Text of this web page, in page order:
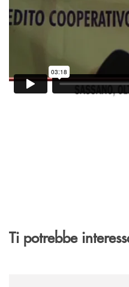
Ti potrebbe